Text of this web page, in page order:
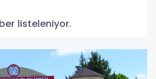
listeleniyor.